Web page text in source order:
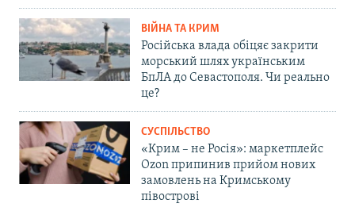
ВІЙНА ТА КРИМ
Російська влада обіцяє закрити
морський шлях українським
БпЛА до Севастополя. Чи реально
це?
СУСПІЛЬСТВО
«Крим – не Росія»: маркетплейс
Ozon припинив прийом нових
замовлень на Кримському
півострові